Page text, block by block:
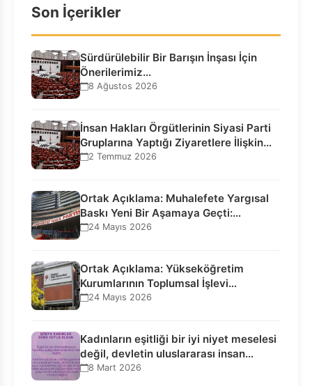
Son İçerikler
Sürdürülebilir Bir Barışın İnşası İçin
Önerilerimiz…
8 Ağustos 2026
İnsan Hakları Örgütlerinin Siyasi Parti
Gruplarına Yaptığı Ziyaretlere İlişkin
Bilgilendirme…
2 Temmuz 2026
Ortak Açıklama: Muhalefete Yargısal
Baskı Yeni Bir Aşamaya Geçti:
Seçilmiş…
24 Mayıs 2026
Ortak Açıklama: Yükseköğretim
Kurumlarının Toplumsal İşlevi
Kurucularının Ticari Akıbetine
24 Mayıs 2026
Kadınların eşitliği bir iyi niyet meselesi
değil, devletin uluslararası insan…
8 Mart 2026